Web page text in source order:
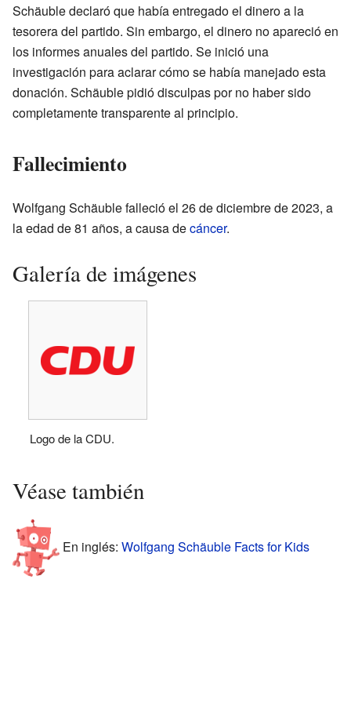
Schäuble declaró que había entregado el dinero a la
tesorera del partido. Sin embargo, el dinero no apareció en
los informes anuales del partido. Se inició una
investigación para aclarar cómo se había manejado esta
donación. Schäuble pidió disculpas por no haber sido
completamente transparente al principio.
Fallecimiento
Wolfgang Schäuble falleció el 26 de diciembre de 2023, a
la edad de 81 años, a causa decáncer.
Galería de imágenes
Logo de la CDU.
Véase también
En inglés: Wolfgang Schäuble Facts for Kids